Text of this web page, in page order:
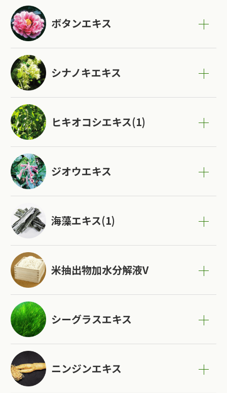
ボタンエキス
シナノキエキス
ヒキオコシエキス(1)
ジオウエキス
海藻エキス(1)
米抽出物加水分解液V
シーグラスエキス
ニンジンエキス